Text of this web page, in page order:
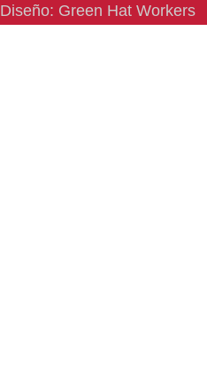
Diseño: Green Hat Workers